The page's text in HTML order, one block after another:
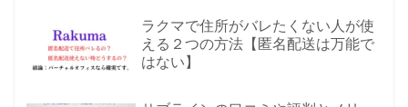
ラクマで住所がバレたくない人が使
える２つの方法【匿名配送は万能で
はない】